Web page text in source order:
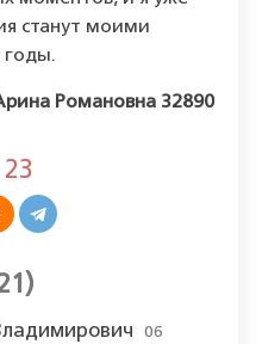
станут моими
годы.
Романовна 32890
23
06